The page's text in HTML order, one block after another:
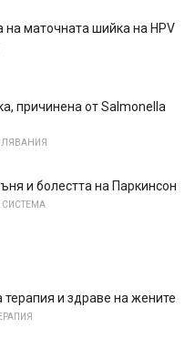
на маточната шийка на HPV
причинена от Salmonella
и болестта на Паркинсон
СИСТЕМА
и здраве на жените